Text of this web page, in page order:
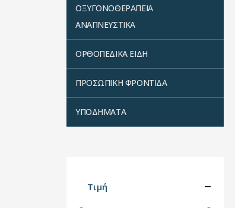
ΟΞΥΓΟΝΟΘΕΡΑΠΕΙΑ
ΑΝΑΠΝΕΥΣΤΙΚΑ
ΟΡΘΟΠΕΔΙΚΑ ΕΙΔΗ
ΠΡΟΣΩΠΙΚΗ ΦΡΟΝΤΙΔΑ
ΥΠΟΔΗΜΑΤΑ
Τιμή